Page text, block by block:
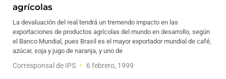
agrícolas
La devaluación del real tendrá un tremendo impacto en las
exportaciones de productos agrícolas del mundo en desarrollo, según
el Banco Mundial, pues Brasil es el mayor exportador mundial de café,
azúcar, soja y jugo de naranja, y uno de
Corresponsal de IPS 6 febrero, 1999